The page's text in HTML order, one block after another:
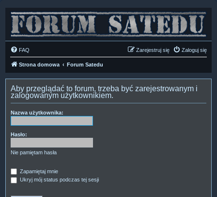
FAQ Zaloguj się
Zarejestruj się
Strona domowa Forum Satedu
Aby przeglądać to forum, trzeba być zarejestrowanym i
zalogowanym użytkownikiem.
Nazwa użytkownika:
Hasło:
Nie pamiętam hasła
Zapamiętaj mnie
Ukryj mój status podczas tej sesji